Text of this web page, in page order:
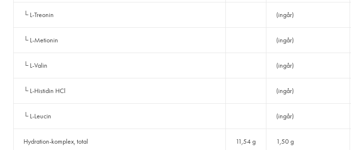
└ L-Treonin (ingår)
└ L-Metionin (ingår)
└ L-Valin (ingår)
└ L-Histidin HCl (ingår)
└ L-Leucin (ingår)
Hydration-komplex, total 11,54 g 1,50 g